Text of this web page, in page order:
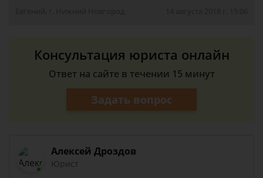
Консультация юриста онлайн
Ответ на сайте в течении 15 минут
Задать вопрос
Алексей Дроздов
Юрист